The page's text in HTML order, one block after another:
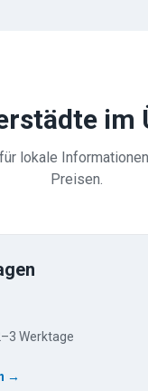
im
lokale
Preisen.
Werktage
→